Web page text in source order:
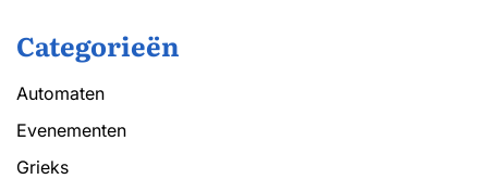
Categorieën
Automaten
Evenementen
Grieks